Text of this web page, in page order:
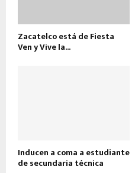
Zacatelco está de Fiesta
Ven y Vive la...
Inducen a coma a estudiante
de secundaria técnica